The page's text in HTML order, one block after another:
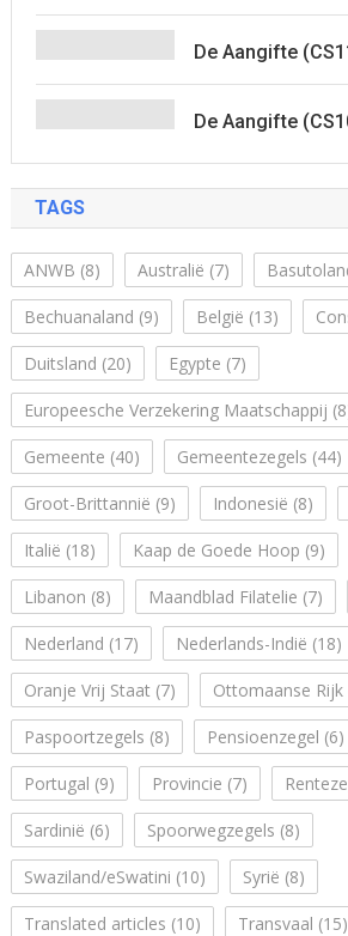
De Aangifte
De Aangifte
TAGS
ANWB (8) Australië (7)
Bechuanaland (9) België (13)
Duitsland (20) Egypte (7)
Europeesche Verzekering Maatschappij
Gemeente (40) Gemeentezegels (44)
Groot-Brittannië (9) Indonesië (8)
Italië (18) Kaap de Goede Hoop (9)
Libanon (8) Maandblad Filatelie (7)
Nederland (17) Nederlands-Indië (18)
Oranje Vrij Staat (7) Ottomaanse Rijk
Paspoortzegels (8) Pensioenzegel (6)
Portugal (9) Provincie (7)
Sardinië (6) Spoorwegzegels (8)
Swaziland/eSwatini (10) Syrië (8)
Translated articles (10) Transvaal (15)